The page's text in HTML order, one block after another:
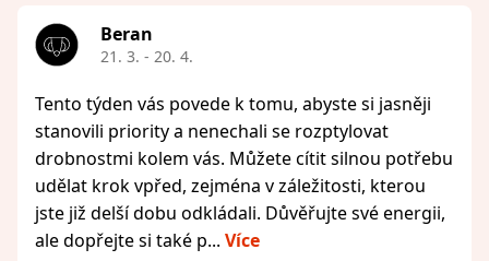
Beran
21. 3. - 20. 4.
Tento týden vás povede k tomu, abyste si jasněji
stanovili priority a nenechali se rozptylovat
drobnostmi kolem vás. Můžete cítit silnou potřebu
udělat krok vpřed, zejména v záležitosti, kterou
jste již delší dobu odkládali. Důvěřujte své energii,
ale dopřejte si také p... Více